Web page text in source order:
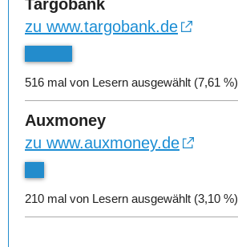
Targobank
zu www.targobank.de
516 mal von Lesern ausgewählt (7,61 %)
Auxmoney
zu www.auxmoney.de
210 mal von Lesern ausgewählt (3,10 %)